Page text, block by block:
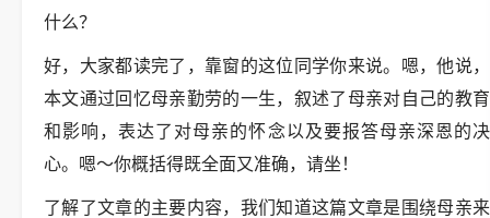
什么？
好，大家都读完了，靠窗的这位同学你来说。嗯，他说，
本文通过回忆母亲勤劳的一生，叙述了母亲对自己的教育
和影响，表达了对母亲的怀念以及要报答母亲深恩的决
心。嗯～你概括得既全面又准确，请坐！
了解了文章的主要内容，我们知道这篇文章是围绕母亲来